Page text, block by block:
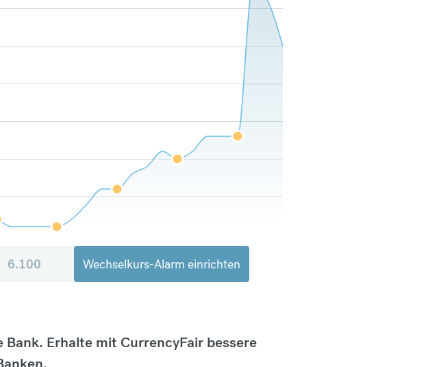
6.100 Wechselkurs-Alarm einrichten
Erhalte mit CurrencyFair bessere